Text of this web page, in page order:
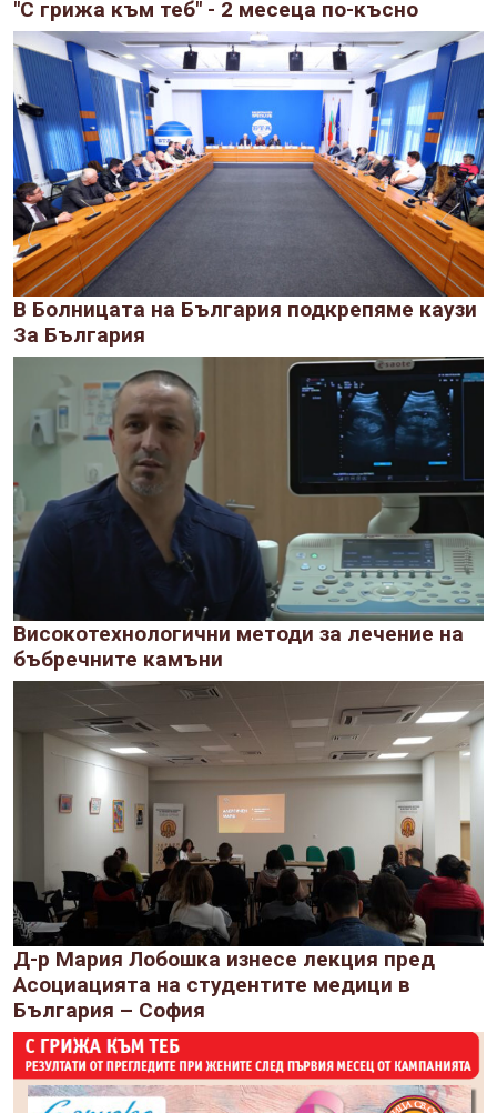
"С грижа към теб" - 2 месеца по-късно
В Болницата на България подкрепяме каузи
За България
Високотехнологични методи за лечение на
бъбречните камъни
Д-р Мария Лобошка изнесе лекция пред
Асоциацията на студентите медици в
България – София